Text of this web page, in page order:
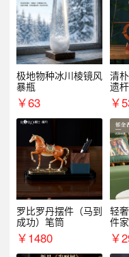
极地物种冰川棱镜风
暴瓶
￥63
清
遗
￥
罗比罗丹摆件（马到
成功）笔筒
￥1480
轻
件
￥